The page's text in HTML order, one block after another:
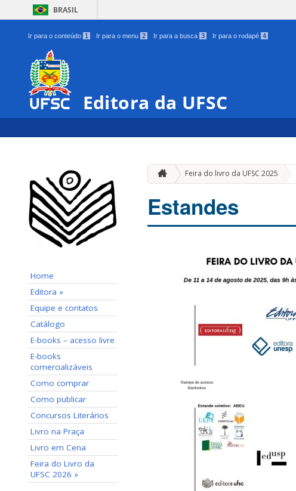
BRASIL
Ir para o conteúdo 1 Ir para o menu 2 Ir para a busca 3 Ir para o rodapé 4
Editora da UFSC
Home
Editora »
Equipe e contatos
Catálogo
E-books – acesso livre
E-books
comercializáveis
Como comprar
Como publicar
Concursos Literários
Livro na Praça
Livro em Cena
Feira do Livro da
UFSC 2026 »
Feira do livro da UFSC 2025
Estandes